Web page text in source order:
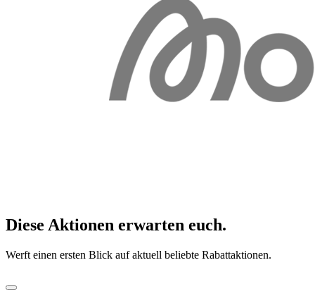
Diese Aktionen erwarten euch.
Werft einen ersten Blick auf aktuell beliebte Rabattaktionen.